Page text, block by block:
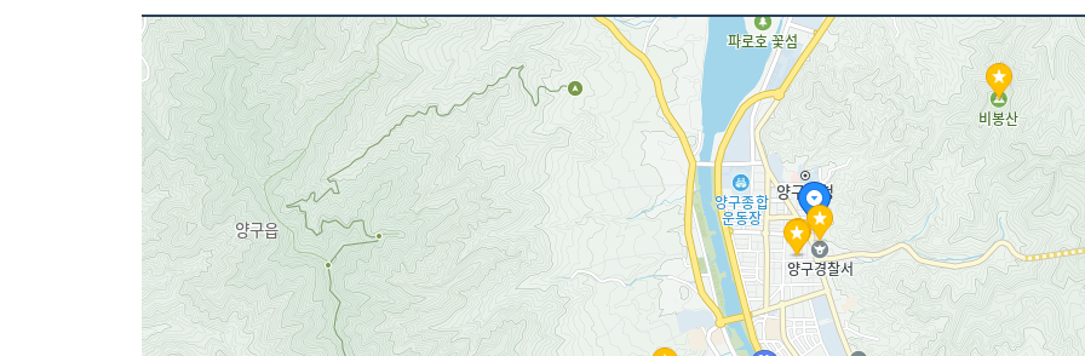
2 코스 : 박수근미술관
<<코스 설명>>
자신의 그림에서 인간
고호 같은 광기나 피카
로 인생을 들여다본 그
다. 화가의 고향인 강원
건립된 양구군립 박수
지역 대표 문화 공간이
관에서 만나게 되는 그
'나무와 두 여인', '탑돌
드로잉 작품 등이다.